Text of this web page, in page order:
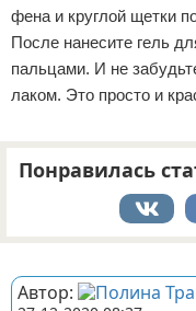
фена и круглой щетки
После нанесите гель
пальцами. И не
лаком. Это просто и
Понравилась
Автор: